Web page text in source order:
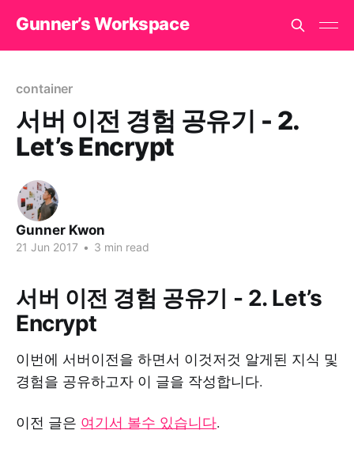
Gunner’s Workspace
container
서버 이전 경험 공유기 - 2.
Let’s Encrypt
Gunner Kwon
21 Jun 2017 • 3 min read
서버 이전 경험 공유기 - 2. Let’s
Encrypt
이번에 서버이전을 하면서 이것저것 알게된 지식 및
경험을 공유하고자 이 글을 작성합니다.
이전 글은 여기서 볼수 있습니다.